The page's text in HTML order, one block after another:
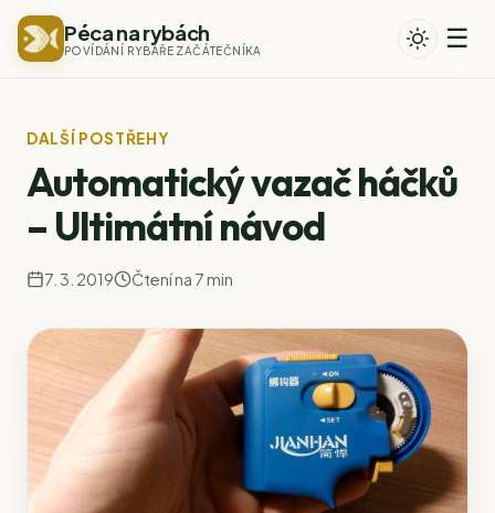
Péca na rybách
POVÍDÁNÍ RYBÁŘE ZAČÁTEČNÍKA ☰
DALŠÍ POSTŘEHY
Automatický vazač háčků
– Ultimátní návod
7. 3. 2019 Čtení na 7 min